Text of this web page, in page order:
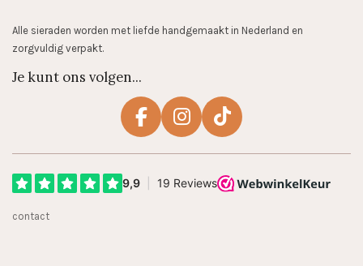
Alle sieraden worden met liefde handgemaakt in Nederland en
zorgvuldig verpakt.
Je kunt ons volgen...
F
e
I
t
T
T
contact